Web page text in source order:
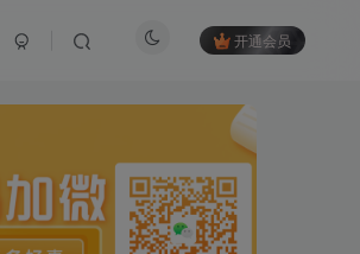
开通会员